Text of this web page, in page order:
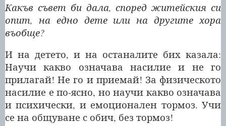
Какъв съвет би дала, според житейския си
опит, на едно дете или на другите хора
въобще?
И на детето, и на останалите бих казала:
Научи какво означава насилие и не го
прилагай! Не го и приемай! За физическото
насилие е по-ясно, но научи какво означава
и психически, и емоционален тормоз. Учи
се на общуване с обич, без тормоз!